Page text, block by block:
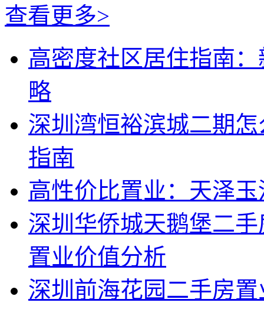
查看更多>
高密度社区居住指南
略
深圳湾恒裕滨城二期
指南
高性价比置业：天泽
深圳华侨城天鹅堡二
置业价值分析
深圳前海花园二手房